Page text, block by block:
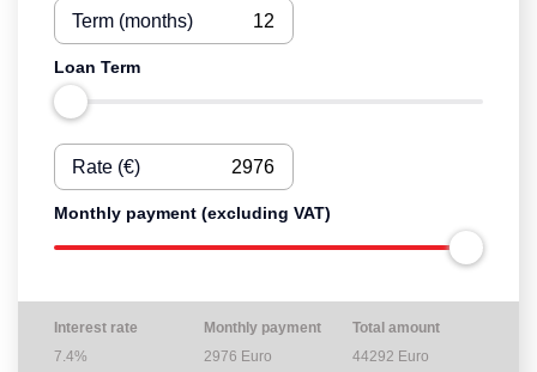
Term (months)
Loan Term
Rate (€)
Monthly payment (excluding VAT)
Interest rate
7.4%
Monthly payment
2976 Euro
Total amount
44292 Euro